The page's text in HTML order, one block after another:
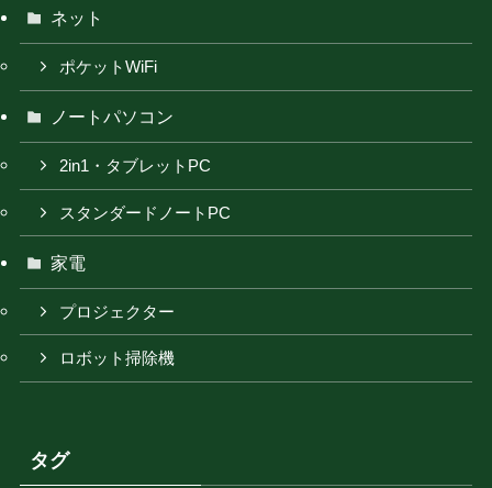
ネット
ポケットWiFi
ノートパソコン
2in1・タブレットPC
スタンダードノートPC
家電
プロジェクター
ロボット掃除機
タグ